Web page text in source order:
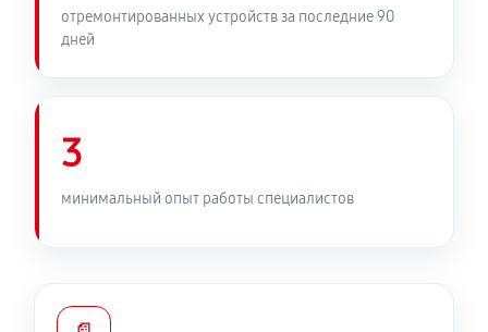
отремонтированных устройств за последние 90
дней
3
минимальный опыт работы специалистов